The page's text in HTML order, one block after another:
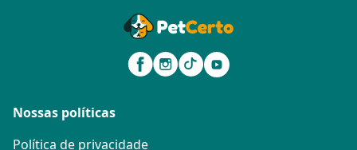
Nossas políticas
Política de privacidade